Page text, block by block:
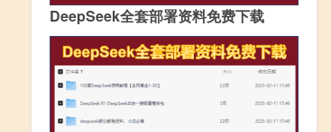
DeepSeek全套部署资料免费下载